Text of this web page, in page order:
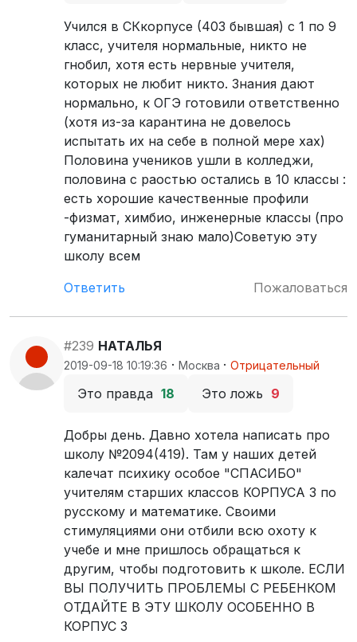
Учился в СКкорпусе (403 бывшая) с 1 по 9
класс, учителя нормальные, никто не
гнобил, хотя есть нервные учителя,
которых не любит никто. Знания дают
нормально, к ОГЭ готовили ответственно
(хотя из-за карантина не довелось
испытать их на себе в полной мере хах)
Половина учеников ушли в колледжи,
половина с раостью остались в 10 классы :
есть хорошие качественные профили
-физмат, химбио, инженерные классы (про
гуманитарный знаю мало)Советую эту
школу всем
Ответить
Пожаловаться
#239 НАТАЛЬЯ
2019-09-18 10:19:36 · Москва · Отрицательный
Это правда 18 Это ложь 9
Добры день. Давно хотела написать про
школу №2094(419). Там у наших детей
калечат психику особое "СПАСИБО"
учителям старших классов КОРПУСА 3 по
русскому и математике. Своими
стимуляциями они отбили всю охоту к
учебе и мне пришлось обращаться к
другим, чтобы подготовить к школе. ЕСЛИ
ВЫ ПОЛУЧИТЬ ПРОБЛЕМЫ С РЕБЕНКОМ
ОТДАЙТЕ В ЭТУ ШКОЛУ ОСОБЕННО В
КОРПУС 3